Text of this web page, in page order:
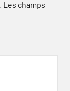
Les champs